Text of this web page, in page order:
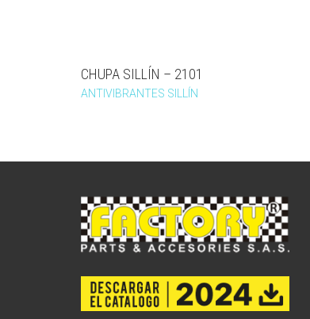
CHUPA SILLÍN – 2101
ANTIVIBRANTES SILLÍN